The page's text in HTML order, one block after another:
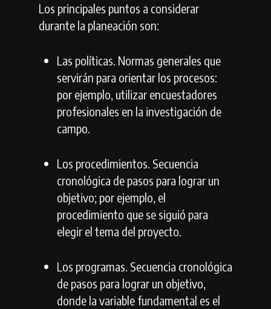
Los principales puntos a considerar
durante la planeación son:
Las políticas. Normas generales que
servirán para orientar los procesos:
por ejemplo, utilizar encuestadores
profesionales en la investigación de
campo.
Los procedimientos. Secuencia
cronológica de pasos para lograr un
objetivo; por ejemplo, el
procedimiento que se siguió para
elegir el tema del proyecto.
Los programas. Secuencia cronológica
de pasos para lograr un objetivo,
donde la variable fundamental es el